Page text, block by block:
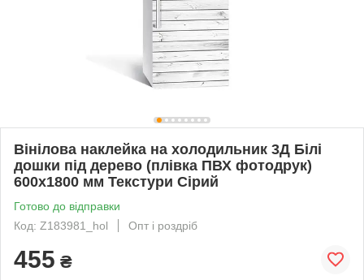
Вінілова наклейка на холодильник 3Д Білі
дошки під дерево (плівка ПВХ фотодрук)
600х1800 мм Текстури Сірий
Готово до відправки
Код: Z183981_hol
Опт і роздріб
455 ₴